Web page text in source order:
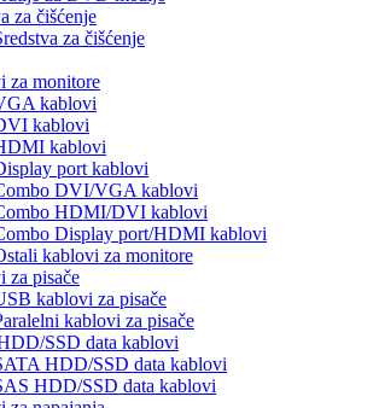
za čišćenje
za čišćenje
za monitore
kablovi
kablovi
kablovi
port kablovi
DVI/VGA kablovi
HDMI/DVI kablovi
Display port/HDMI kablovi
kablovi za monitore
za pisače
kablovi za pisače
kablovi za pisače
SSD data kablovi
HDD/SSD data kablovi
HDD/SSD data kablovi